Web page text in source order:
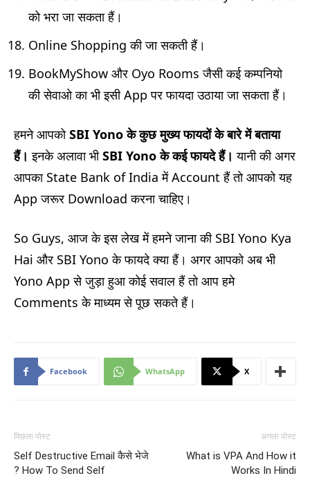
को भरा जा सकता हैं।
Online Shopping की जा सकती हैं।
BookMyShow और Oyo Rooms जैसी कई कम्पनियो
की सेवाओ का भी इसी App पर फायदा उठाया जा सकता हैं।
हमने आपकोSBI Yonoके कुछ मुख्य फायदों के बारे में बताया
हैं। इनके अलावा भीSBI Yonoके कई फायदे हैं। यानी की अगर
आपका State Bank of India में Account हैं तो आपको यह
App जरूर Download करना चाहिए।
So Guys, आज के इस लेख में हमने जाना की SBI Yono Kya
Hai और SBI Yono के फायदे क्या हैं। अगर आपको अब भी
Yono App से जुड़ा हुआ कोई सवाल हैं तो आप हमे
Comments के माध्यम से पूछ सकते हैं।
Facebook WhatsApp X
पिछला पोस्ट
Self Destructive Email कैसे भेजे
? How To Send Self
अगला पोस्ट
What is VPA And How it
Works In Hindi